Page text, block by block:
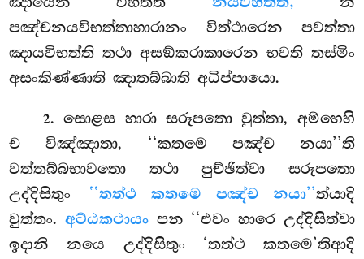
පඤ්චනයවිභත්තාහාරානං විත්ථාරෙන පවත්තා
ඤායවිභත්ති තථා අසඞ්කරාකාරෙන භවති තස්මිං
අසංකිණ්ණාති ඤාතබ්බාති අධිප්පායො.
2. සොළස හාරා සරූපතො වුත්තා, අම්හෙහි
ච විඤ්ඤාතා, ‘‘කතමෙ පඤ්ච නයා’’ති
වත්තබ්බභාවතො තථා පුච්ඡිත්වා සරූපතො
උද්දිසිතුං ‘‘තත්ථ කතමෙ පඤ්ච නයා’’ත්යාදි
වුත්තං. අට්ඨකථායංපන ‘‘එවං හාරෙ උද්දිසිත්වා
ඉදානි නයෙ උද්දිසිතුං ‘තත්ථ කතමෙ’තිආදි